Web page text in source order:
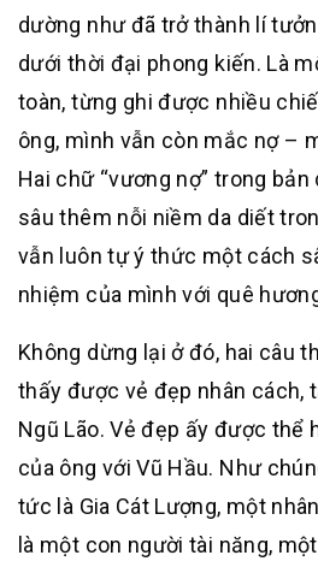
dường như đã trở thành lí
dưới thời đại phong kiến. Là
toàn, từng ghi được nhiều
ông, mình vẫn còn mắc nợ –
Hai chữ “vương nợ” trong
sâu thêm nỗi niềm da diết
vẫn luôn tự ý thức một cách
nhiệm của mình với quê
Không dừng lại ở đó, hai câu
thấy được vẻ đẹp nhân cách,
Ngũ Lão. Vẻ đẹp ấy được thể
của ông với Vũ Hầu. Như
tức là Gia Cát Lượng, một
là một con người tài năng,